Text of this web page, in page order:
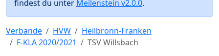
findest du unter Meilenstein v2.0.0.
Verbände HVW
Heilbronn-Franken
F-KLA 2020/2021
TSV Willsbach